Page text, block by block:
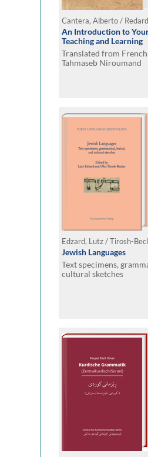
Cantera, Alberto /
An Introduction to
Teaching and Learning
Translated from
Tahmaseb Niroumand
Edzard, Lutz / Tirosh-
Jewish Languages
Text specimens,
cultural sketches